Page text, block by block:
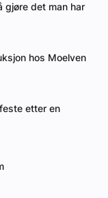
gjøre det man har
hos Moelven
etter en